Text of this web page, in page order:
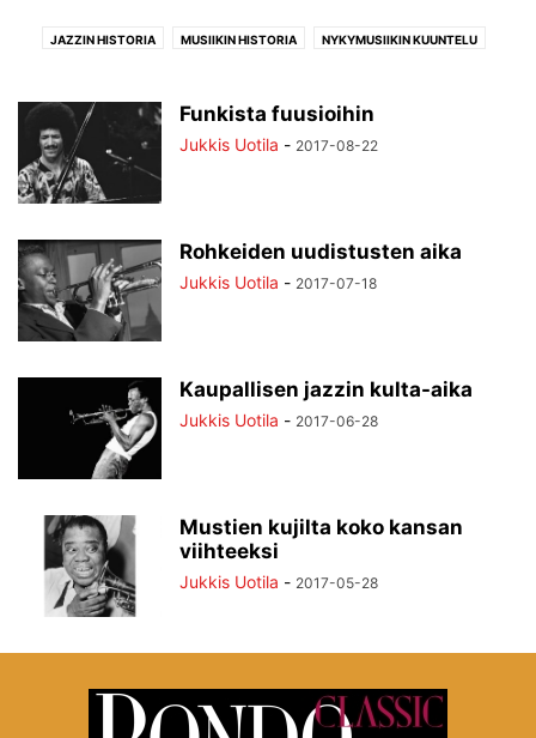
JAZZIN HISTORIA MUSIIKIN HISTORIA NYKYMUSIIKIN KUUNTELU
Funkista fuusioihin
Jukkis Uotila - 2017-08-22
Rohkeiden uudistusten aika
Jukkis Uotila - 2017-07-18
Kaupallisen jazzin kulta-aika
Jukkis Uotila - 2017-06-28
Mustien kujilta koko kansan
viihteeksi
Jukkis Uotila - 2017-05-28